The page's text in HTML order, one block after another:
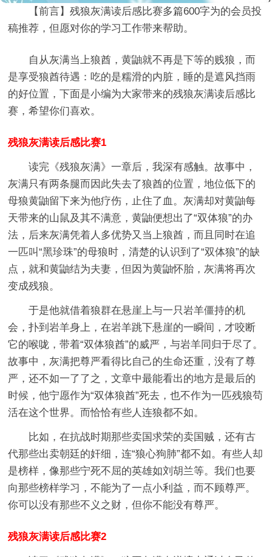
【前言】残狼灰满读后感比赛多篇600字为的会员投
稿推荐，但愿对你的学习工作带来帮助。
自从灰满当上狼酋，黄鼬就不再是下等的贱狼，而
是享受狼酋待遇：吃的是糯滑的内脏，睡的是遮风挡雨
的好位置，下面是小编为大家带来的残狼灰满读后感比
赛，希望你们喜欢。
残狼灰满读后感比赛1
读完《残狼灰满》一章后，我深有感触。故事中，
灰满只有两条腿而因此失去了狼酋的位置，地位低下的
母狼黄鼬留下来为他疗伤，止住了血。灰满却对黄鼬每
天带来的山鼠及其不满意，黄鼬便想出了“双体狼”的办
法，后来灰满凭着人多优势又当上狼酋，而且同时在追
一匹叫“黑珍珠”的母狼时，清楚的认识到了“双体狼”的缺
点，就和黄鼬结为夫妻，但因为黄鼬怀胎，灰满将再次
变成残狼。
于是他就借着狼群在悬崖上与一只岩羊僵持的机
会，扑到岩羊身上，在岩羊跳下悬崖的一瞬间，才咬断
它的喉咙，带着“双体狼酋”的威严，与岩羊同归于尽了。
故事中，灰满把尊严看得比自己的生命还重，没有了尊
严，还不如一了了之，文章中最能看出的地方是最后的
时候，他宁愿作为“双体狼酋”死去，也不作为一匹残狼苟
活在这个世界。而恰恰有些人连狼都不如。
比如，在抗战时期那些卖国求荣的卖国贼，还有古
代那些出卖朝廷的奸细，连“狼心狗肺”都不如。有些人却
是榜样，像那些宁死不屈的英雄如刘胡兰等。我们也要
向那些榜样学习，不能为了一点小利益，而不顾尊严。
你可以没有那些不义之财，但你不能没有尊严。
残狼灰满读后感比赛2